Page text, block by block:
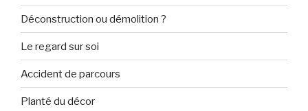
Déconstruction ou démolition ?
Le regard sur soi
Accident de parcours
Planté du décor